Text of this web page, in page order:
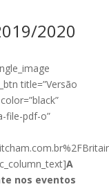
2020
title=”Versão
file-pdf-o”
A
nos eventos